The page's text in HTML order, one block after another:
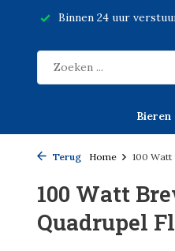
Binnen 24 uur
Bieren
Terug Home 100 Watt
100 Watt
Quadrupel